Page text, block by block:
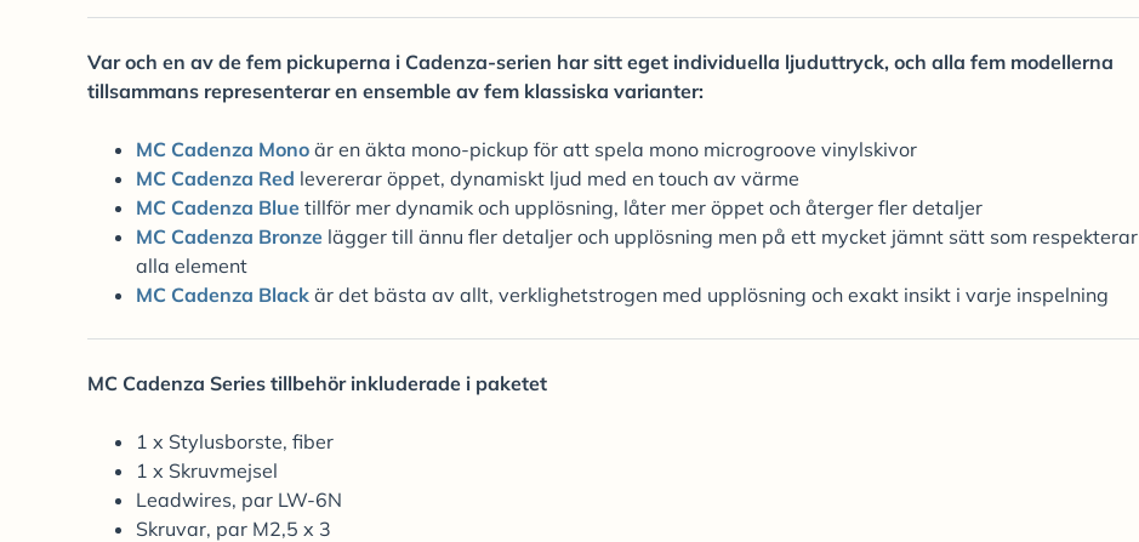
Var och en av de fem pickuperna i Cadenza-serien har sitt eget individuella ljuduttryck, och alla fem modellerna
tillsammans representerar en ensemble av fem klassiska varianter:
MC Cadenza Mono är en äkta mono-pickup för att spela mono microgroove vinylskivor
MC Cadenza Red levererar öppet, dynamiskt ljud med en touch av värme
MC Cadenza Blue tillför mer dynamik och upplösning, låter mer öppet och återger fler detaljer
MC Cadenza Bronze lägger till ännu fler detaljer och upplösning men på ett mycket jämnt sätt som respekterar
alla element
MC Cadenza Black är det bästa av allt, verklighetstrogen med upplösning och exakt insikt i varje inspelning
MC Cadenza Series tillbehör inkluderade i paketet
1 x Stylusborste, fiber
1 x Skruvmejsel
Leadwires, par LW-6N
Skruvar, par M2,5 x 3